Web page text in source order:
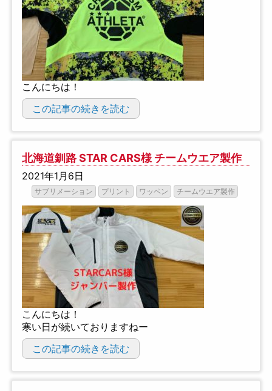
こんにちは！
この記事の続きを読む
北海道釧路 STAR CARS様 チームウエア製作
2021年1月6日
サブリメーション プリント ワッペン チームウエア製作
こんにちは！
寒い日が続いておりますねー
この記事の続きを読む